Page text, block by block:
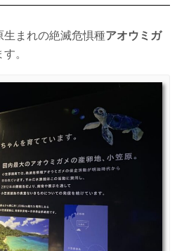
生まれの絶滅危惧種アオウミガ
。